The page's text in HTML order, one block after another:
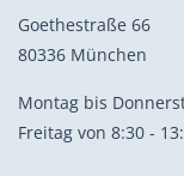
Goethestraße 66
80336 München
Montag bis
Freitag von 8:30 -